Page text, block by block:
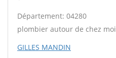
Département: 04280
plombier autour de chez moi
GILLES MANDIN